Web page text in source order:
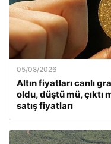
05/08/2026
Altın fiyatları canlı
oldu, düştü mü, çıktı
satış fiyatları